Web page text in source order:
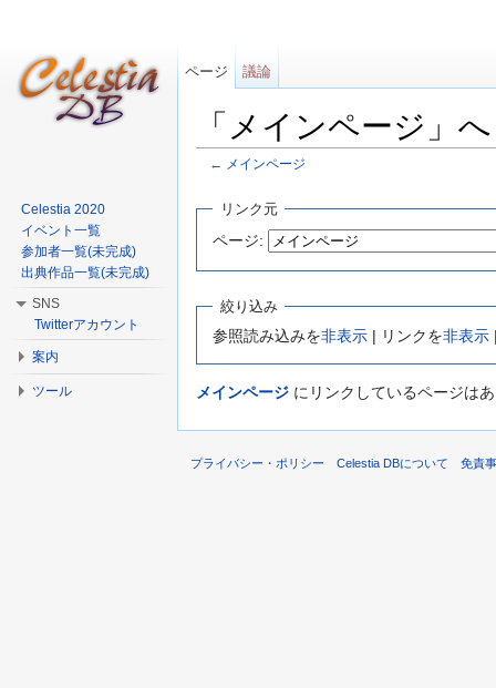
「メインページ」
← メインページ
リンク元
ページ:
絞り込み
参照読み込みを非表示 | リンクを非表示
メインページ にリンクしているページは
ページ 議論
Celestia 2020
イベント一覧
参加者一覧(未完成)
出典作品一覧(未完成)
SNS
Twitterアカウント
案内
ツール
プライバシー・ポリシー Celestia DBについて 免責